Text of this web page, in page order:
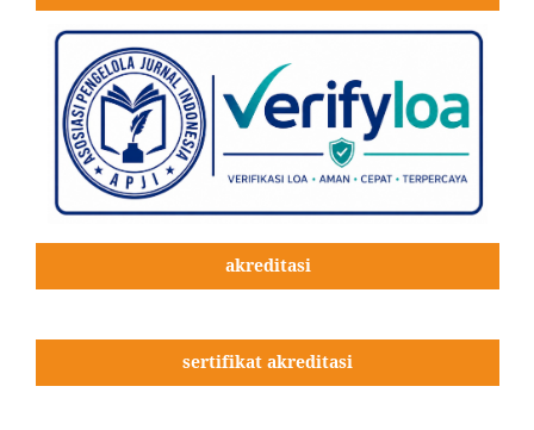
akreditasi
sertifikat akreditasi